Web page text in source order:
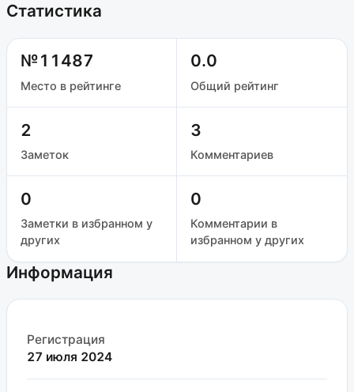
Статистика
№11487
Место в рейтинге
0.0
Общий рейтинг
2
Заметок
3
Комментариев
0
Заметки в избранном у
других
0
Комментарии в
избранном у других
Информация
Регистрация
27 июля 2024